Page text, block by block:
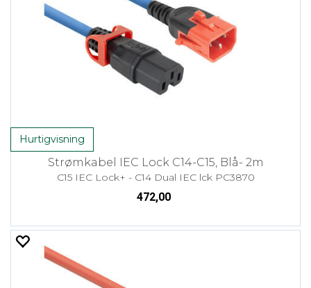
Hurtigvisning
Strømkabel IEC Lock C14-C15, Blå- 2m
C15 IEC Lock+ - C14 Dual IEC lck PC3870
472,00